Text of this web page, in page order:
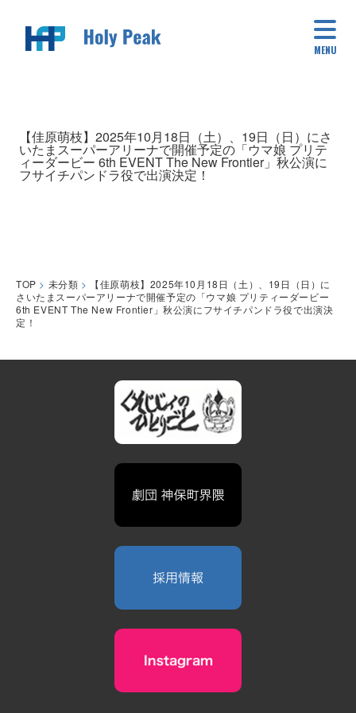
MENU
TOP > 未分類 >
【佳原萌枝】2025年10月18日（土）、19日（日）に
さいたまスーパーアリーナで開催予定の「ウマ娘 プリティーダービー
6th EVENT The New Frontier」秋公演にフサイチパンドラ役で出演決
定！
【佳原萌枝】2025年10月18日（土）、19日（日）にさ
いたまスーパーアリーナで開催予定の「ウマ娘 プリテ
ィーダービー 6th EVENT The New Frontier」秋公演に
フサイチパンドラ役で出演決定！